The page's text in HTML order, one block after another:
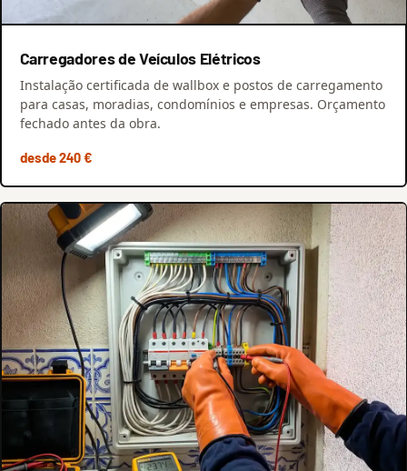
Carregadores de Veículos Elétricos
Instalação certificada de wallbox e postos de carregamento
para casas, moradias, condomínios e empresas. Orçamento
fechado antes da obra.
desde 240 €